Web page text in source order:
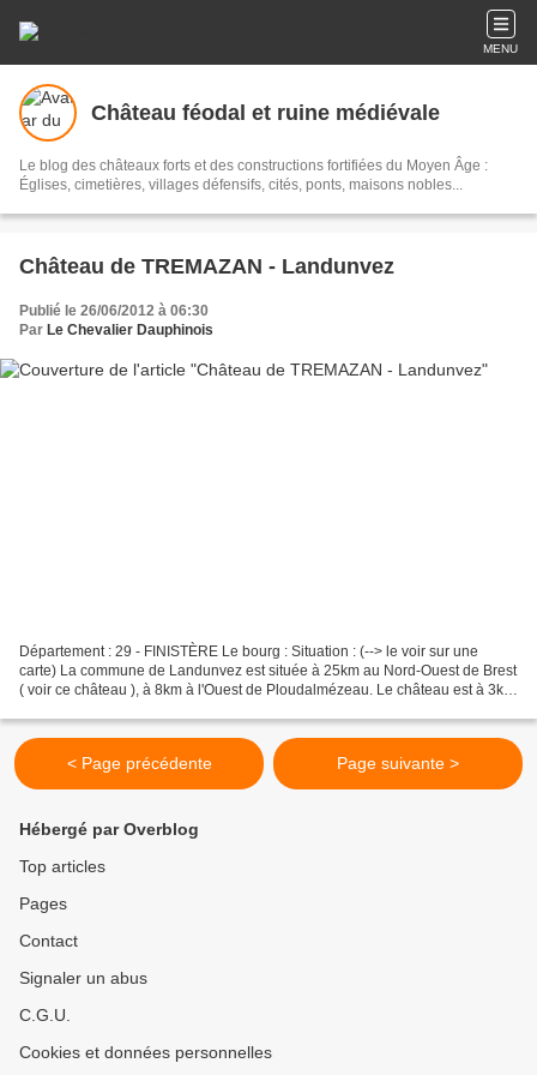
MENU
Château féodal et ruine médiévale
Le blog des châteaux forts et des constructions fortifiées du Moyen Âge :
Églises, cimetières, villages défensifs, cités, ponts, maisons nobles...
Château de TREMAZAN - Landunvez
Publié le 26/06/2012 à 06:30
Par Le Chevalier Dauphinois
Département : 29 - FINISTÈRE Le bourg : Situation : (--> le voir sur une
carte) La commune de Landunvez est située à 25km au Nord-Ouest de Brest
( voir ce château ), à 8km à l'Ouest de Ploudalmézeau. Le château est à 3km
< Page précédente Page suivante >
Hébergé par Overblog
Top articles
Pages
Contact
Signaler un abus
C.G.U.
Cookies et données personnelles